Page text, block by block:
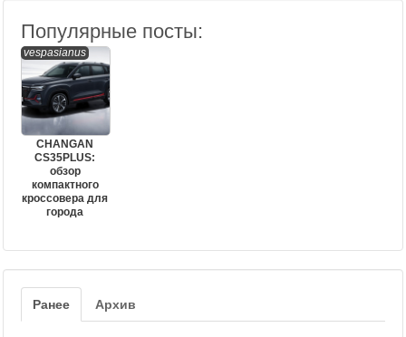
Популярные посты:
vespasianus
CHANGAN
CS35PLUS:
обзор
компактного
кроссовера для
города
Ранее Архив